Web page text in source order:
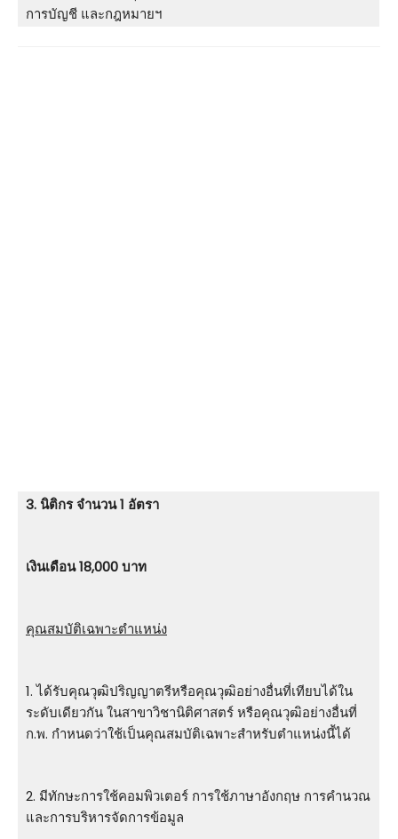
การบัญชี และกฎหมายฯ
3. นิติกร จำนวน 1 อัตรา
เงินเดือน 18,000 บาท
คุณสมบัติเฉพาะตำแหน่ง
1. ได้รับคุณวุฒิปริญญาตรีหรือคุณวุฒิอย่างอื่นที่เทียบได้ใน
ระดับเดียวกัน ในสาขาวิชานิติศาสตร์ หรือคุณวุฒิอย่างอื่นที่
ก.พ. กําหนดว่าใช้เป็นคุณสมบัติเฉพาะสําหรับตําแหน่งนี้ได้
2. มีทักษะการใช้คอมพิวเตอร์ การใช้ภาษาอังกฤษ การคํานวณ
และการบริหารจัดการข้อมูล